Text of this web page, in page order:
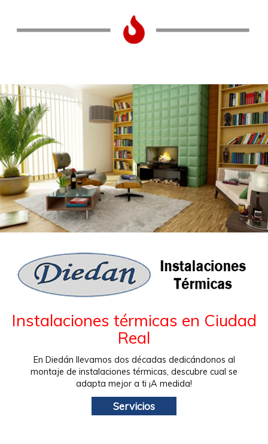
Instalaciones térmicas en Ciudad
Real
En Diedán llevamos dos décadas dedicándonos al
adapta mejor a ti ¡A medida!
Servicios
Conoce el nuevo sistema
patentado de chimeneas con